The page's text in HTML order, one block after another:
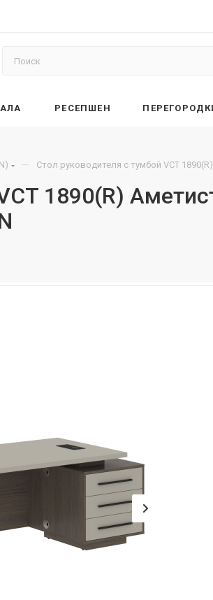
РЕСЕПШЕН
— Стол руководителя с тумбой VCT
1890(R)